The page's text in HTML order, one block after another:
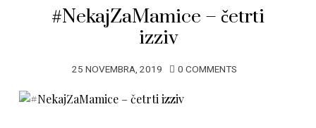
#NekajZaMamice – četrti
izziv
25 NOVEMBRA, 2019 0 COMMENTS